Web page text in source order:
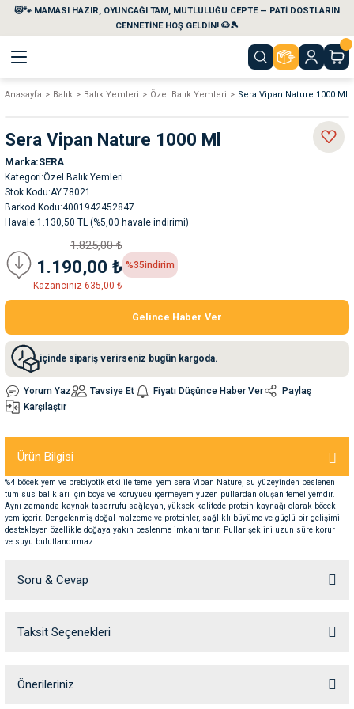
😻🐾 MAMASI HAZIR, OYUNCAĞI TAM, MUTLULUĞU CEPTE — PATİ DOSTLARIN
CENNETİNE HOŞ GELDİN! 🐶🎾
Geri Dön
Geri Dön
Temizlik Ürünleri
Su Kabları
Seyahat Ürünleri
Geri Dön
Geri Dön
Geri Dön
Geri Dön
Anasayfa Balık Balık Yemleri Özel Balık Yemleri Sera Vipan Nature 1000 Ml
Sera Vipan Nature 1000 Ml
Marka SERA
Kategori Özel Balık Yemleri
Stok Kodu AY.78021
Barkod Kodu 4001942452847
Havale 1.130,50 TL (%5,00 havale indirimi)
1.825,00 ₺
1.190,00 ₺
Kazancınız 635,00 ₺
%35indirim
Gelince Haber Ver
içinde sipariş verirseniz bugün kargoda.
Yorum Yaz Tavsiye Et Fiyatı Düşünce Haber Ver
Paylaş
Karşılaştır
Ürün Bilgisi
%4 böcek yem ve prebiyotik etki ile temel yem sera Vipan Nature, su yüzeyinden beslenen
tüm süs balıkları için boya ve koruyucu içermeyem yüzen pullardan oluşan temel yemdir.
Aynı zamanda kaynak tasarrufu sağlayan, yüksek kalitede protein kaynağı olarak böcek
yem içerir. Dengelenmiş doğal malzeme ve proteinler, sağlıklı büyüme ve güçlü bir gelişimi
destekleyen özellikle doğaya yakın beslenme imkanı tanır. Pullar şeklini uzun süre korur
ve suyu bulutlandırmaz.
Soru & Cevap
Ürün hakkında henüz soru sorulmamış.
Taksit Seçenekleri
Önerileriniz